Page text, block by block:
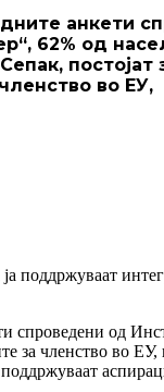
анкети
62% од
во ЕУ,
поддржуваат
спроведени од
за членство во